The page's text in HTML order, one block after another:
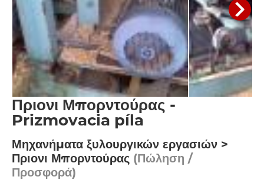
Πριονι Μπορντούρας -
Prizmovacia píla
Μηχανήματα ξυλουργικών εργασιών >
Πριονι Μπορντούρας (Πώληση /
Προσφορά)